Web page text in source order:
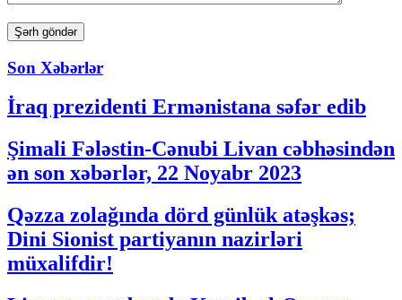
Son Xəbərlər
İraq prezidenti Ermənistana səfər edib
Şimali Fələstin-Cənubi Livan cəbhəsindən
ən son xəbərlər, 22 Noyabr 2023
Qəzza zolağında dörd günlük atəşkəs;
Dini Sionist partiyanın nazirləri
müxalifdir!